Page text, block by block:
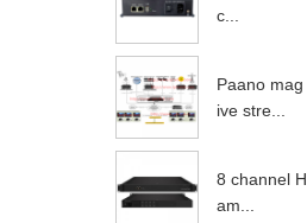
c...
Paano
ive stre...
8 channel
am...